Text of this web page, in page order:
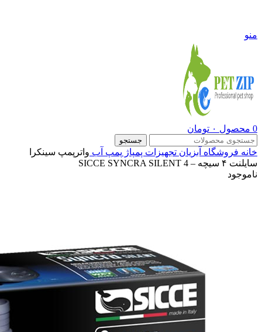
منو
0 محصول ۰ تومان
جستجو
خانه فروشگاه آبزیان تجهیزات پمپاژ پمپ آب واترپمپ سینکرا
سایلنت ۴ سیچه – SICCE SYNCRA SILENT 4
ناموجود